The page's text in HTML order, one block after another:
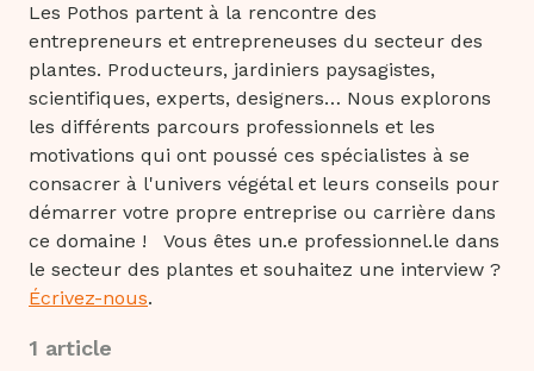
Les Pothos partent à la rencontre des
entrepreneurs et entrepreneuses du secteur des
plantes. Producteurs, jardiniers paysagistes,
scientifiques, experts, designers… Nous explorons
les différents parcours professionnels et les
motivations qui ont poussé ces spécialistes à se
consacrer à l'univers végétal et leurs conseils pour
démarrer votre propre entreprise ou carrière dans
ce domaine !
Vous êtes un.e professionnel.le dans
le secteur des plantes et souhaitez une interview ?
Écrivez-nous.
1 article